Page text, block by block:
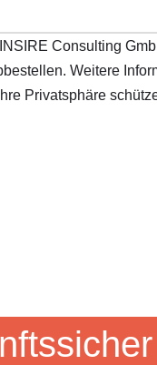
Consulting
Weitere
Privatsphäre